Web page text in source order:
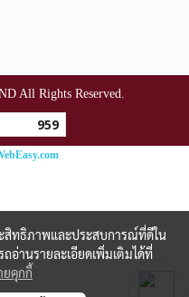
All Rights Reserved.
959
สิทธิภาพและประสบการณ์ที่ดีใน
อ่านรายละเอียดเพิ่มเติมได้ที่
ยคุกกี้